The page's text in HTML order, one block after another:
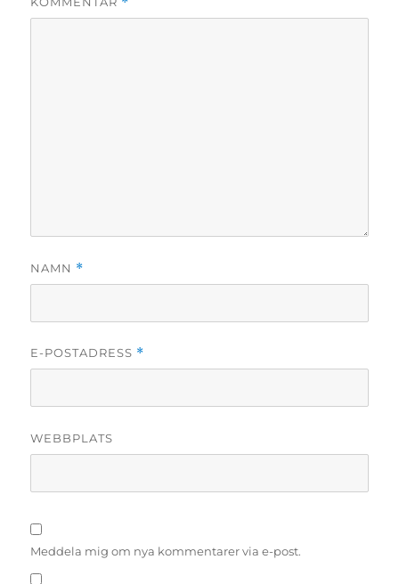
NAMN *
E-POSTADRESS *
WEBBPLATS
Meddela mig om nya kommentarer via e-post.